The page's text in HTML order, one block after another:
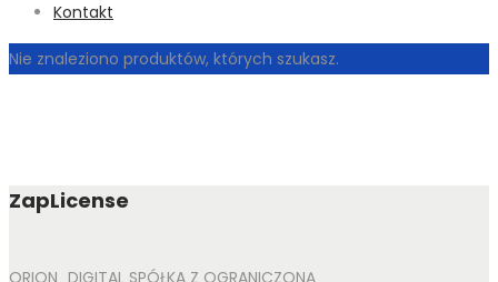
Kontakt
Nie znaleziono produktów, których szukasz.
ZapLicense
ORION_DIGITAL SPÓŁKA Z OGRANICZONĄ